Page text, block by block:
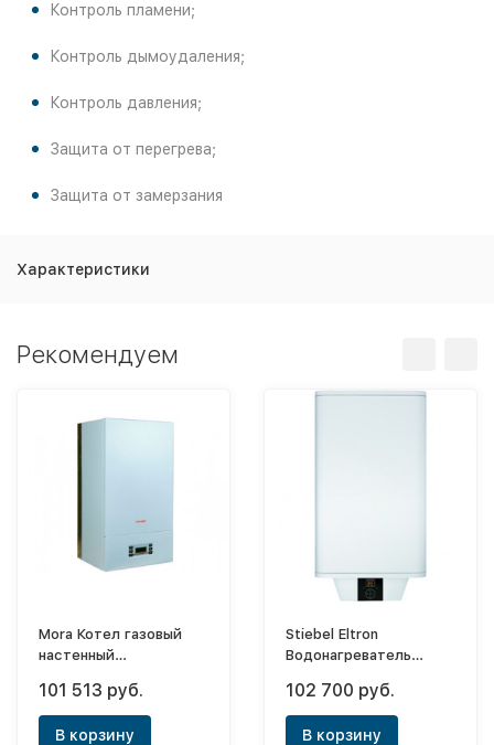
Контроль пламени;
Контроль дымоудаления;
Контроль давления;
Защита от перегрева;
Защита от замерзания
Характеристики
Рекомендуем
Mora Котел газовый
настенный
35ST
101 513 руб.
В корзину
Stiebel Eltron
Водонагреватель
накопительный PSH 50
Universal EL
102 700 руб.
В корзину